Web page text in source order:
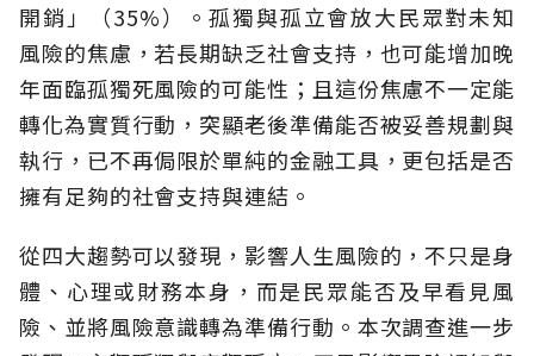
開銷」（35%）。孤獨與孤立會放大民眾對未知
風險的焦慮，若長期缺乏社會支持，也可能增加晚
年面臨孤獨死風險的可能性；且這份焦慮不一定能
轉化為實質行動，突顯老後準備能否被妥善規劃與
執行，已不再侷限於單純的金融工具，更包括是否
擁有足夠的社會支持與連結。
從四大趨勢可以發現，影響人生風險的，不只是身
體、心理或財務本身，而是民眾能否及早看見風
險、並將風險意識轉為準備行動。本次調查進一步